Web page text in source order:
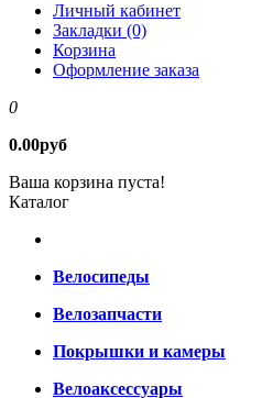
Личный кабинет
Закладки (0)
Корзина
Оформление заказа
0
0.00руб
Ваша корзина пуста!
Каталог
Велосипеды
Велозапчасти
Покрышки и камеры
Велоаксессуары